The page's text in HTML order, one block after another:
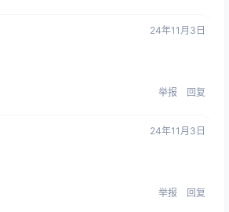
24年11月3日
举报 回复
24年11月3日
举报 回复